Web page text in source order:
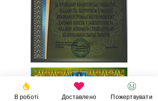
В роботі Доставлено Пожертвувати